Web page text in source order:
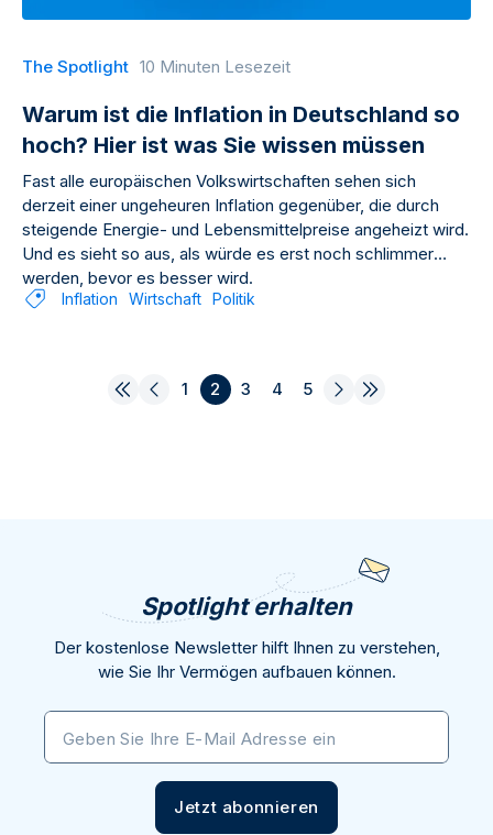
The Spotlight 10 Minuten Lesezeit
Warum ist die Inflation in Deutschland so
hoch? Hier ist was Sie wissen müssen
Fast alle europäischen Volkswirtschaften sehen sich
derzeit einer ungeheuren Inflation gegenüber, die durch
steigende Energie- und Lebensmittelpreise angeheizt wird.
Und es sieht so aus, als würde es erst noch schlimmer
werden, bevor es besser wird.
Inflation Wirtschaft Politik
1 2 3 4 5
Spotlight erhalten
Der kostenlose Newsletter hilft Ihnen zu verstehen,
wie Sie Ihr Vermögen aufbauen können.
Geben Sie Ihre E-Mail Adresse ein
Jetzt abonnieren